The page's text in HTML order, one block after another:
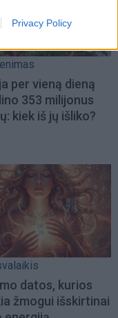
Privacy Policy
per vieną dieną
353 milijonus
kiek iš jų išliko?
datos, kurios
žmogui išskirtinai